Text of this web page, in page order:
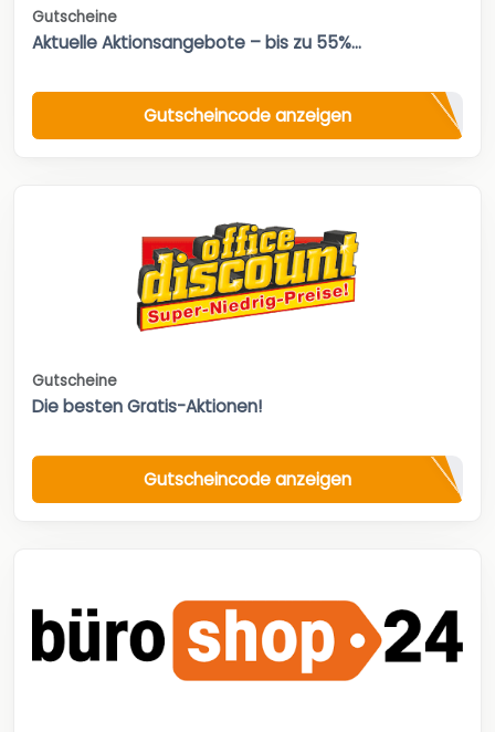
Gutscheine
Aktuelle Aktionsangebote – bis zu 55%...
Gutscheincode anzeigen
Gutscheine
Die besten Gratis-Aktionen!
Gutscheincode anzeigen